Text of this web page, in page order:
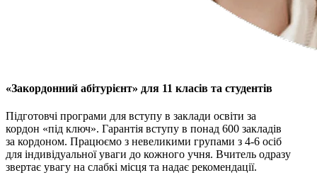
«Закордонний абітурієнт» для 11 класів та студентів
Підготовчі програми для вступу в заклади освіти за
кордон «під ключ». Гарантія вступу в понад 600 закладів
за кордоном. Працюємо з невеликими групами з 4-6 осіб
для індивідуальної уваги до кожного учня. Вчитель одразу
звертає увагу на слабкі місця та надає рекомендації.